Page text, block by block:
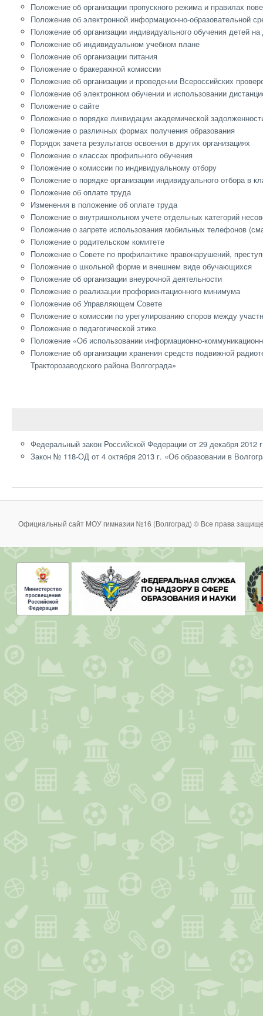
Положение об организации пропускного режима и правилах
Положение об электронной информационно-образовательной
Положение об организации индивидуального обучения детей
Положение об индивидуальном учебном плане
Положение об организации питания
Положение о бракеражной комиссии
Положение об организации и проведении Всероссийских
Положение об электронном обучении и использовании
Положение о сайте
Положение о порядке ликвидации академической
Положение о различных формах получения образования
Порядок зачета результатов освоения в других организациях
Положение о классах профильного обучения
Положение о комиссии по индивидуальному отбору
Положение о порядке организации индивидуального отбора в
Положение об оплате труда
Изменения в положение об оплате труда
Положение о внутришкольном учете отдельных категорий
Положение о запрете использования мобильных телефонов
Положение о родительском комитете
Положение о Совете по профилактике правонарушений,
Положение о школьной форме и внешнем виде обучающихся
Положение об организации внеурочной деятельности
Положение о реализации профориентационного минимума
Положение об Управляющем Совете
Положение о комиссии по урегулированию споров между
Положение о педагогической этике
Положение «Об использовании информационно-
Положение об организации хранения средств подвижной
Тракторозаводского района Волгограда»
Федеральный закон Российской Федерации от 29 декабря
Закон № 118-ОД от 4 октября 2013 г. «Об образовании в
Официальный сайт МОУ гимназии №16 (Волгоград) © Все права